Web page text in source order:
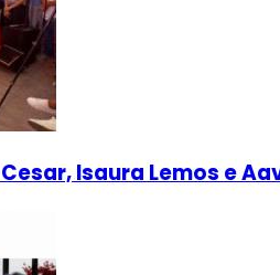
Isaura Lemos e